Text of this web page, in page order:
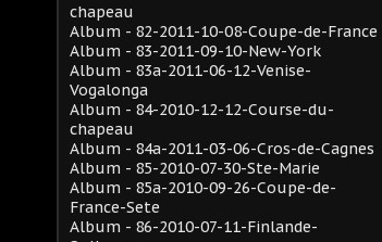
chapeau
Album - 82-2011-10-08-Coupe-de-France
Album - 83-2011-09-10-New-York
Album - 83a-2011-06-12-Venise-
Vogalonga
Album - 84-2010-12-12-Course-du-
chapeau
Album - 84a-2011-03-06-Cros-de-Cagnes
Album - 85-2010-07-30-Ste-Marie
Album - 85a-2010-09-26-Coupe-de-
France-Sete
Album - 86-2010-07-11-Finlande-